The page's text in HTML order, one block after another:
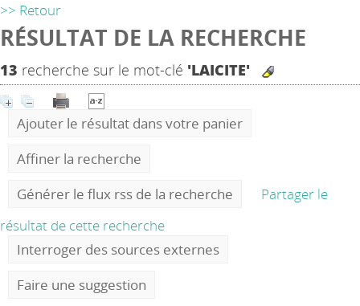
DEPENDANCES
>> Retour
RÉSULTAT DE LA RECHERCHE
13 recherche sur le mot-clé 'LAICITE'
Ajouter le résultat dans votre panier
Affiner la recherche
Générer le flux rss de la recherche
Partager le
résultat de cette recherche
Interroger des sources externes
Faire une suggestion